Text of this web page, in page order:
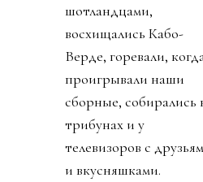
шотландцами,
восхищались Кабо-
Верде, горевали,
проигрывали наши
сборные, собирались
трибунах и у
телевизоров с
и вкусняшками.